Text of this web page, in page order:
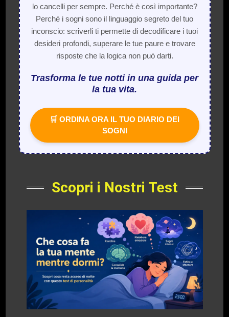
lo cancelli per sempre. Perché è così importante?
Perché i sogni sono il linguaggio segreto del tuo
inconscio: scriverli ti permette di decodificare i tuoi
desideri profondi, superare le tue paure e trovare
risposte che la logica non può darti.
Trasforma le tue notti in una guida per
la tua vita.
🛒 ORDINA ORA IL TUO DIARIO DEI
SOGNI
Scopri i Nostri Test